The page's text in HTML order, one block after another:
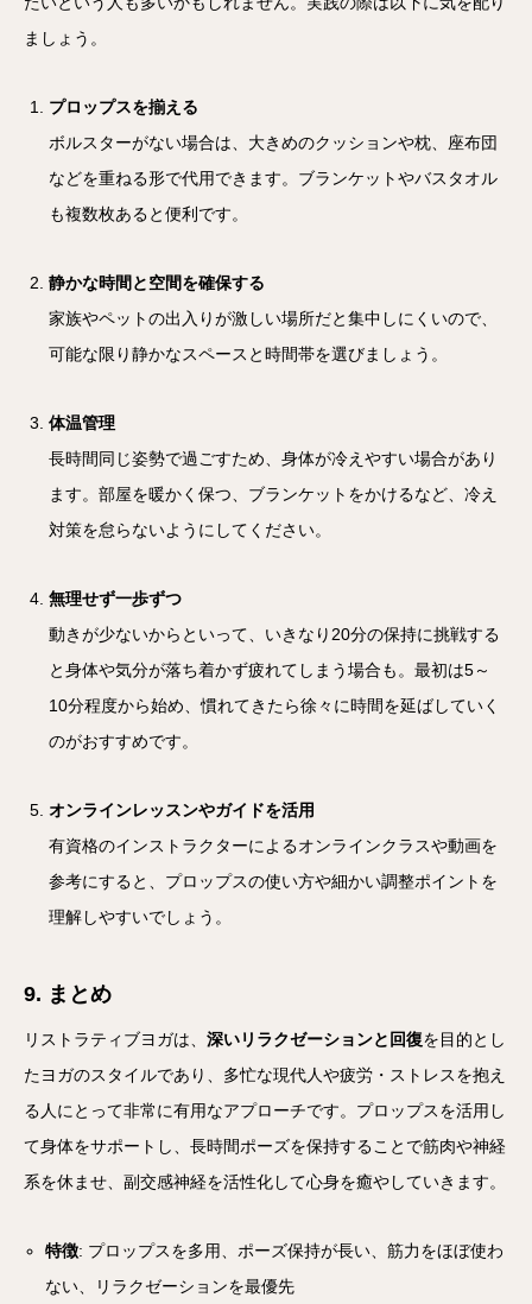
ましょう。
プロップスを揃える
ボルスターがない場合は、大きめのクッションや枕、座布団
などを重ねる形で代用できます。ブランケットやバスタオル
も複数枚あると便利です。
静かな時間と空間を確保する
家族やペットの出入りが激しい場所だと集中しにくいので、
可能な限り静かなスペースと時間帯を選びましょう。
体温管理
長時間同じ姿勢で過ごすため、身体が冷えやすい場合があり
ます。部屋を暖かく保つ、ブランケットをかけるなど、冷え
対策を怠らないようにしてください。
無理せず一歩ずつ
動きが少ないからといって、いきなり20分の保持に挑戦する
と身体や気分が落ち着かず疲れてしまう場合も。最初は5～
10分程度から始め、慣れてきたら徐々に時間を延ばしていく
のがおすすめです。
オンラインレッスンやガイドを活用
有資格のインストラクターによるオンラインクラスや動画を
参考にすると、プロップスの使い方や細かい調整ポイントを
理解しやすいでしょう。
9. まとめ
リストラティブヨガは、 深いリラクゼーションと回復を目的とし
たヨガのスタイルであり、多忙な現代人や疲労・ストレスを抱え
る人にとって非常に有用なアプローチです。プロップスを活用し
て身体をサポートし、長時間ポーズを保持することで筋肉や神経
系を休ませ、副交感神経を活性化して心身を癒やしていきます。
特徴: プロップスを多用、ポーズ保持が長い、筋力をほぼ使わ
ない、リラクゼーションを最優先